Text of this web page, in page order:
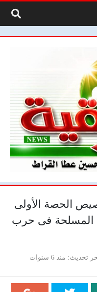
الحصة الأولى
المسلحة فى حرب
تحديث منذ 6 سنوات